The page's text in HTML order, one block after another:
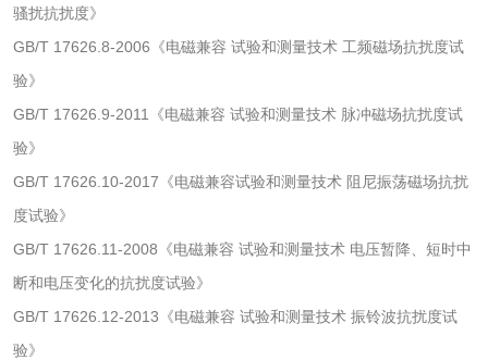
骚扰抗扰度》
GB/T 17626.8-2006《电磁兼容 试验和测量技术 工频磁场抗扰度试
验》
GB/T 17626.9-2011《电磁兼容 试验和测量技术 脉冲磁场抗扰度试
验》
GB/T 17626.10-2017《电磁兼容试验和测量技术 阻尼振荡磁场抗扰
度试验》
GB/T 17626.11-2008《电磁兼容 试验和测量技术 电压暂降、短时中
断和电压变化的抗扰度试验》
GB/T 17626.12-2013《电磁兼容 试验和测量技术 振铃波抗扰度试
验》
人造草坪检测
卫生用品
理检测
一次性使用卫生用